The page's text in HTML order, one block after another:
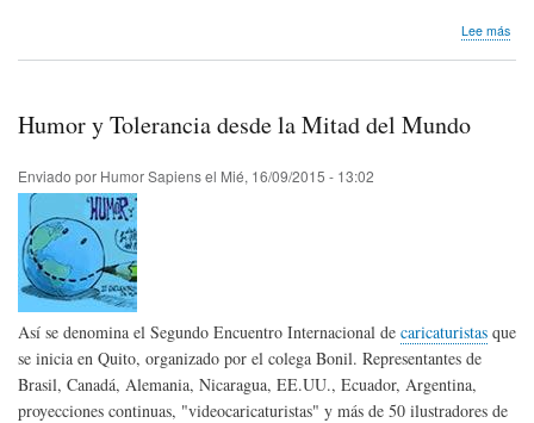
Lee más
Humor y Tolerancia desde la Mitad del Mundo
Enviado por Humor Sapiensel Mié, 16/09/2015 - 13:02
Así se denomina el Segundo Encuentro Internacional de caricaturistas que
se inicia en Quito, organizado por el colega Bonil. Representantes de
Brasil, Canadá, Alemania, Nicaragua, EE.UU., Ecuador, Argentina,
proyecciones continuas, "videocaricaturistas" y más de 50 ilustradores de